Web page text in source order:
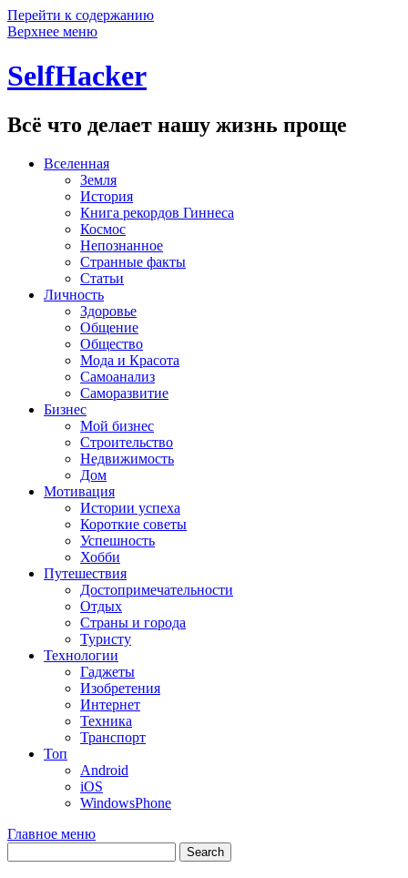
Перейти к содержанию
Верхнее меню
SelfHacker
Всё что делает нашу жизнь проще
Вселенная
Земля
История
Книга рекордов Гиннеса
Космос
Непознанное
Странные факты
Статьи
Личность
Здоровье
Общение
Общество
Мода и Красота
Самоанализ
Саморазвитие
Бизнес
Мой бизнес
Строительство
Недвижимость
Дом
Мотивация
Истории успеха
Короткие советы
Успешность
Хобби
Путешествия
Достопримечательности
Отдых
Страны и города
Туристу
Технологии
Гаджеты
Изобретения
Интернет
Техника
Транспорт
Топ
Android
iOS
WindowsPhone
Главное меню